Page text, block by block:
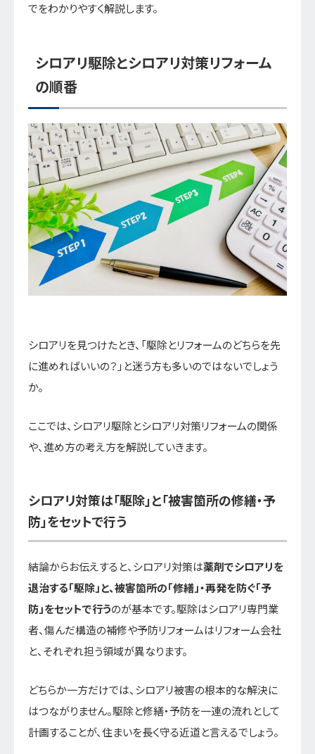
でをわかりやすく解説します。
シロアリ駆除とシロアリ対策リフォーム
の順番
シロアリを見つけたとき、「駆除とリフォームのどちらを先
に進めればいいの？」と迷う方も多いのではないでしょう
か。
ここでは、シロアリ駆除とシロアリ対策リフォームの関係
や、進め方の考え方を解説していきます。
シロアリ対策は「駆除」と「被害箇所の修繕・予
防」をセットで行う
結論からお伝えすると、シロアリ対策は薬剤でシロアリを
退治する「駆除」と、被害箇所の「修繕」・再発を防ぐ「予
防」をセットで行うのが基本です。駆除はシロアリ専門業
者、傷んだ構造の補修や予防リフォームはリフォーム会社
と、それぞれ担う領域が異なります。
どちらか一方だけでは、シロアリ被害の根本的な解決に
はつながりません。駆除と修繕・予防を一連の流れとして
計画することが、住まいを長く守る近道と言えるでしょう。